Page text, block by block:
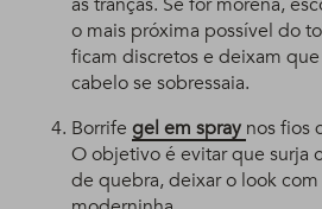
o mais próxima possível do
ficam discretos e deixam
cabelo se sobressaia.
Borrife gel em spray nos fios
O objetivo é evitar que surja
de quebra, deixar o look